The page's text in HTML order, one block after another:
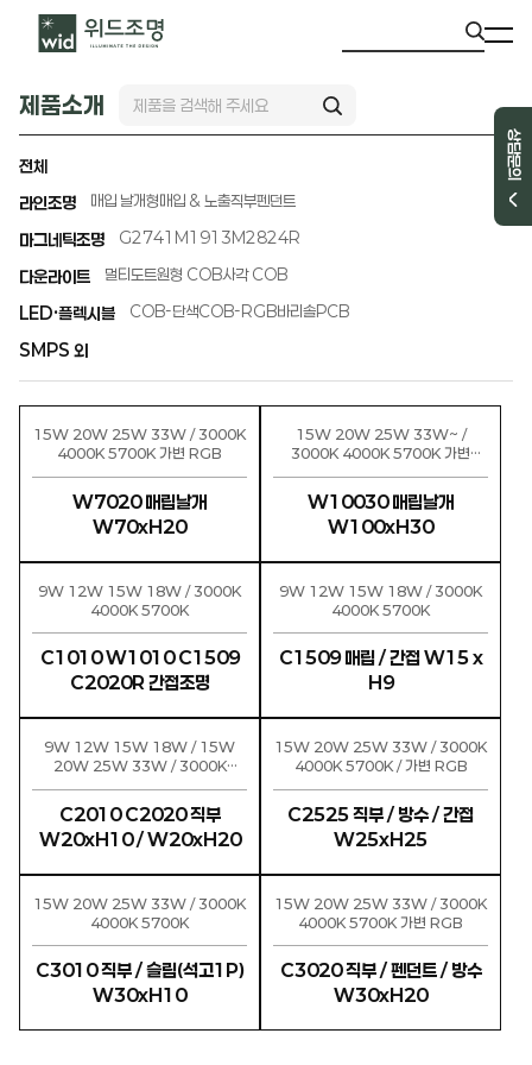
상담문의
제품소개
전체
라인조명
매입 날개형매입 & 노출직부펜던트
마그네틱조명 G2741 M1913M2824R
다운라이트 멀티도트원형 COB사각 COB
LED·플렉시블 COB-단색COB-RGB바리솔PCB
SMPS 외
15W 20W 25W 33W / 3000K
4000K 5700K 가변 RGB
W7020 매립날개
W70xH20
15W 20W 25W 33W~ /
3000K 4000K 5700K 가변
W10030 매립날개
W100xH30
9W 12W 15W 18W / 3000K
4000K 5700K
C1010 W1010 C1509
C2020R 간접조명
9W 12W 15W 18W / 3000K
4000K 5700K
C1509 매립 / 간접 W15 x
H9
9W 12W 15W 18W / 15W
20W 25W 33W / 3000K
RGB(C2020)
C2010 C2020 직부
W20xH10 / W20xH20
15W 20W 25W 33W / 3000K
4000K 5700K / 가변 RGB
C2525 직부 / 방수 / 간접
W25xH25
15W 20W 25W 33W / 3000K
4000K 5700K
C3010 직부 / 슬림(석고1P)
W30xH10
15W 20W 25W 33W / 3000K
4000K 5700K 가변 RGB
C3020 직부 / 펜던트 / 방수
W30xH20